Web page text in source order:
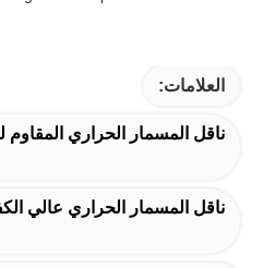
العلامات:
ناقل المسمار الحراري المقاوم
ناقل المسمار الحراري عالي